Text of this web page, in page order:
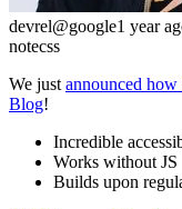
devrel@google1 year
notecss
We just announced how
Blog!
Incredible
Works without JS
Builds upon